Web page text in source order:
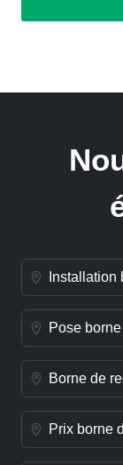
Pose
Borne de
Prix borne